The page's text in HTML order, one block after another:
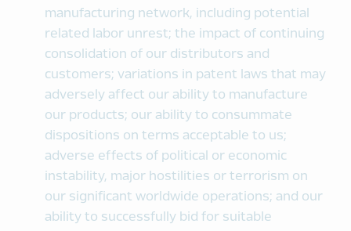
manufacturing network, including potential
related labor unrest; the impact of continuing
consolidation of our distributors and
customers; variations in patent laws that may
adversely affect our ability to manufacture
our products; our ability to consummate
dispositions on terms acceptable to us;
adverse effects of political or economic
instability, major hostilities or terrorism on
our significant worldwide operations; and our
ability to successfully bid for suitable